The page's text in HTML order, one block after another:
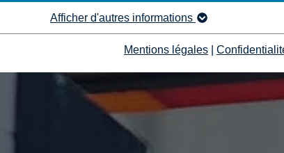
Afficher d'autres informations
Mentions légales